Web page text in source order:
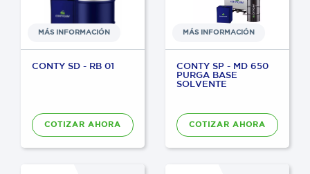
MÁS INFORMACIÓN
CONTY SD - RB 01
COTIZAR AHORA
MÁS INFORMACIÓN
CONTY SP - MD 650
PURGA BASE
SOLVENTE
COTIZAR AHORA